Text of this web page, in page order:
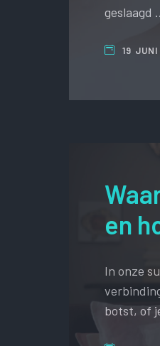
geslaagd
19
en
In onze
botst, of